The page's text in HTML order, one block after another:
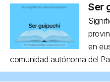
Ser
en
comunidad autónoma del